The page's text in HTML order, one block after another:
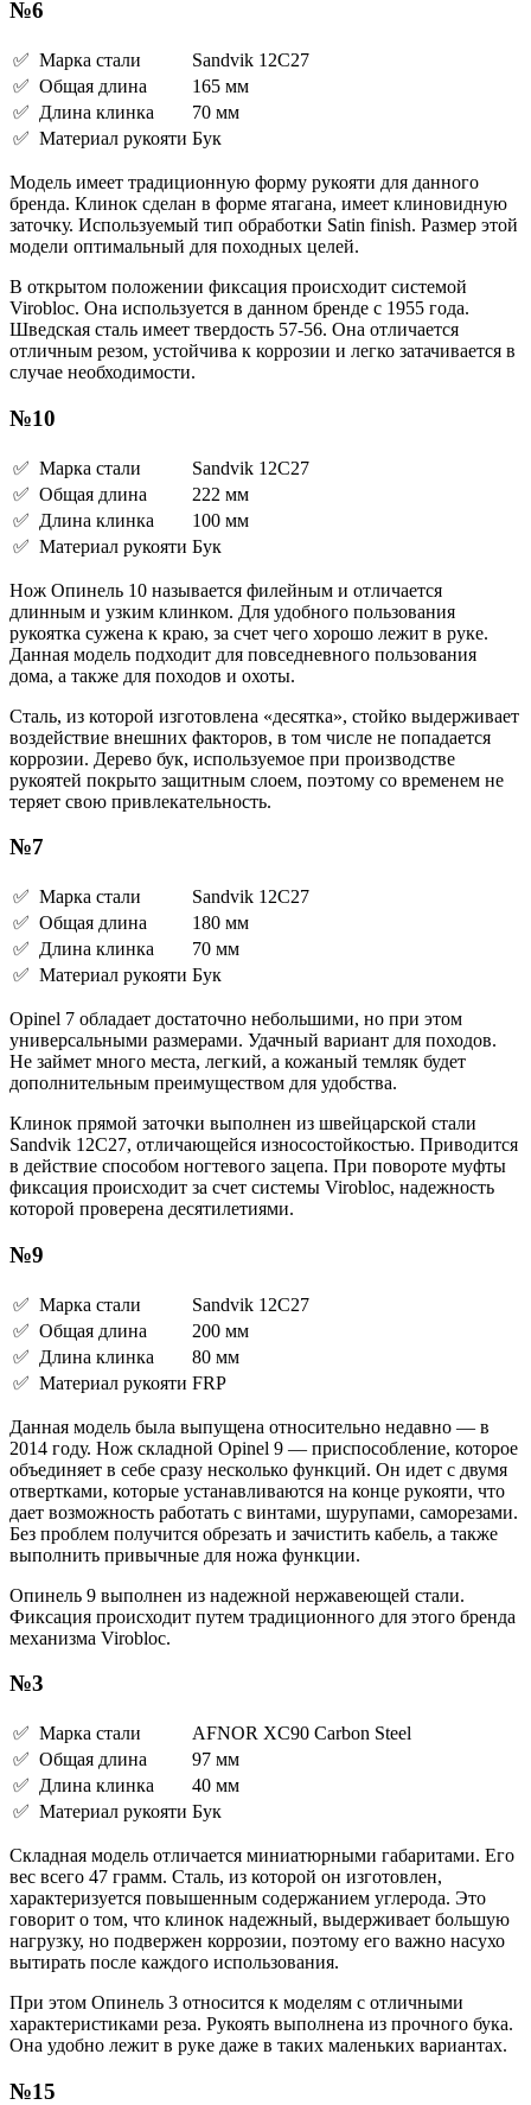
№6
✅ Марка стали
Sandvik 12C27
✅ Общая длина
165 мм
✅ Длина клинка
70 мм
✅ Материал рукояти Бук
Модель имеет традиционную форму рукояти для данного
бренда. Клинок сделан в форме ятагана, имеет клиновидную
заточку. Используемый тип обработки Satin finish. Размер этой
модели оптимальный для походных целей.
В открытом положении фиксация происходит системой
Virobloc. Она используется в данном бренде с 1955 года.
Шведская сталь имеет твердость 57-56. Она отличается
отличным резом, устойчива к коррозии и легко затачивается в
случае необходимости.
№10
✅ Марка стали
Sandvik 12C27
✅ Общая длина
222 мм
✅ Длина клинка
100 мм
✅ Материал рукояти Бук
Нож Опинель 10 называется филейным и отличается
длинным и узким клинком. Для удобного пользования
рукоятка сужена к краю, за счет чего хорошо лежит в руке.
Данная модель подходит для повседневного пользования
дома, а также для походов и охоты.
Сталь, из которой изготовлена «десятка», стойко выдерживает
воздействие внешних факторов, в том числе не попадается
коррозии. Дерево бук, используемое при производстве
рукоятей покрыто защитным слоем, поэтому со временем не
теряет свою привлекательность.
№7
✅ Марка стали
Sandvik 12C27
✅ Общая длина
180 мм
✅ Длина клинка
70 мм
✅ Материал рукояти Бук
Opinel 7 обладает достаточно небольшими, но при этом
универсальными размерами. Удачный вариант для походов.
Не займет много места, легкий, а кожаный темляк будет
дополнительным преимуществом для удобства.
Клинок прямой заточки выполнен из швейцарской стали
Sandvik 12C27, отличающейся износостойкостью. Приводится
в действие способом ногтевого зацепа. При повороте муфты
фиксация происходит за счет системы Virobloc, надежность
которой проверена десятилетиями.
№9
✅ Марка стали
Sandvik 12C27
✅ Общая длина
200 мм
✅ Длина клинка
80 мм
✅ Материал рукояти FRP
Данная модель была выпущена относительно недавно — в
2014 году. Нож складной Opinel 9 — приспособление, которое
объединяет в себе сразу несколько функций. Он идет с двумя
отвертками, которые устанавливаются на конце рукояти, что
дает возможность работать с винтами, шурупами, саморезами.
Без проблем получится обрезать и зачистить кабель, а также
выполнить привычные для ножа функции.
Опинель 9 выполнен из надежной нержавеющей стали.
Фиксация происходит путем традиционного для этого бренда
механизма Virobloc.
№3
✅ Марка стали
AFNOR XC90 Carbon Steel
✅ Общая длина
97 мм
✅ Длина клинка
40 мм
✅ Материал рукояти Бук
Складная модель отличается миниатюрными габаритами. Его
вес всего 47 грамм. Сталь, из которой он изготовлен,
характеризуется повышенным содержанием углерода. Это
говорит о том, что клинок надежный, выдерживает большую
нагрузку, но подвержен коррозии, поэтому его важно насухо
вытирать после каждого использования.
При этом Опинель 3 относится к моделям с отличными
характеристиками реза. Рукоять выполнена из прочного бука.
Она удобно лежит в руке даже в таких маленьких вариантах.
№15